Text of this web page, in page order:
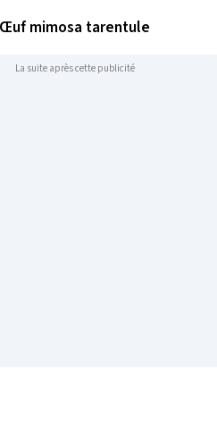
Œuf mimosa tarentule
La suite après cette publicité